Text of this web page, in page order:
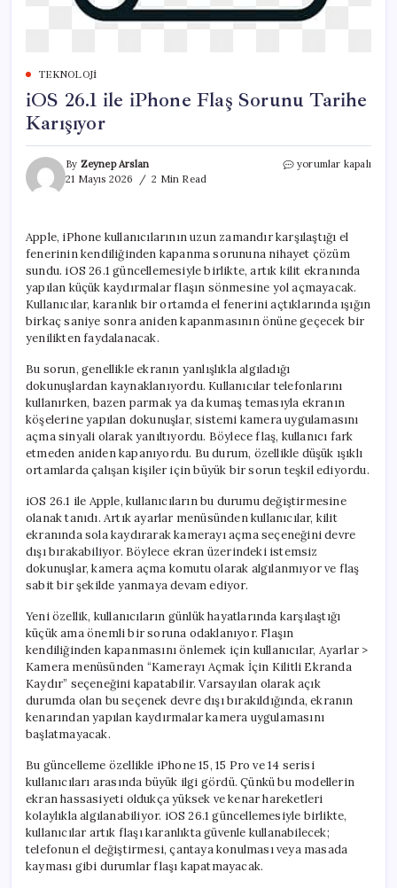
TEKNOLOJI
iOS 26.1 ile iPhone Flaş Sorunu Tarihe
Karışıyor
By Zeynep Arslan
21 Mayıs 2026
2 Min Read
iOS
Sorunu
Tarihe
Karışıyor
için
yorumlar kapalı
Apple, iPhone kullanıcılarının uzun zamandır karşılaştığı el
fenerinin kendiliğinden kapanma sorununa nihayet çözüm
sundu. iOS 26.1 güncellemesiyle birlikte, artık kilit ekranında
yapılan küçük kaydırmalar flaşın sönmesine yol açmayacak.
Kullanıcılar, karanlık bir ortamda el fenerini açtıklarında ışığın
birkaç saniye sonra aniden kapanmasının önüne geçecek bir
yenilikten faydalanacak.
Bu sorun, genellikle ekranın yanlışlıkla algıladığı
dokunuşlardan kaynaklanıyordu. Kullanıcılar telefonlarını
kullanırken, bazen parmak ya da kumaş temasıyla ekranın
köşelerine yapılan dokunuşlar, sistemi kamera uygulamasını
açma sinyali olarak yanıltıyordu. Böylece flaş, kullanıcı fark
etmeden aniden kapanıyordu. Bu durum, özellikle düşük ışıklı
ortamlarda çalışan kişiler için büyük bir sorun teşkil ediyordu.
iOS 26.1 ile Apple, kullanıcıların bu durumu değiştirmesine
olanak tanıdı. Artık ayarlar menüsünden kullanıcılar, kilit
ekranında sola kaydırarak kamerayı açma seçeneğini devre
dışı bırakabiliyor. Böylece ekran üzerindeki istemsiz
dokunuşlar, kamera açma komutu olarak algılanmıyor ve flaş
sabit bir şekilde yanmaya devam ediyor.
Yeni özellik, kullanıcıların günlük hayatlarında karşılaştığı
küçük ama önemli bir soruna odaklanıyor. Flaşın
kendiliğinden kapanmasını önlemek için kullanıcılar, Ayarlar >
Kamera menüsünden “Kamerayı Açmak İçin Kilitli Ekranda
Kaydır” seçeneğini kapatabilir. Varsayılan olarak açık
durumda olan bu seçenek devre dışı bırakıldığında, ekranın
kenarından yapılan kaydırmalar kamera uygulamasını
başlatmayacak.
Bu güncelleme özellikle iPhone 15, 15 Pro ve 14 serisi
kullanıcıları arasında büyük ilgi gördü. Çünkü bu modellerin
ekran hassasiyeti oldukça yüksek ve kenar hareketleri
kolaylıkla algılanabiliyor. iOS 26.1 güncellemesiyle birlikte,
kullanıcılar artık flaşı karanlıkta güvenle kullanabilecek;
telefonun el değiştirmesi, çantaya konulması veya masada
kayması gibi durumlar flaşı kapatmayacak.